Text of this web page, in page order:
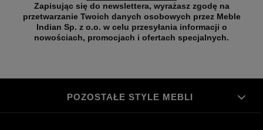
Zapisując się do newslettera, wyrażasz zgodę na
przetwarzanie Twoich danych osobowych przez Meble
Indian Sp. z o.o. w celu przesyłania informacji o
nowościach, promocjach i ofertach specjalnych.
POZOSTAŁE STYLE MEBLI